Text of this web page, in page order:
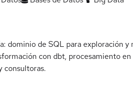
de SQL para exploración
con dbt, procesamiento
consultoras.